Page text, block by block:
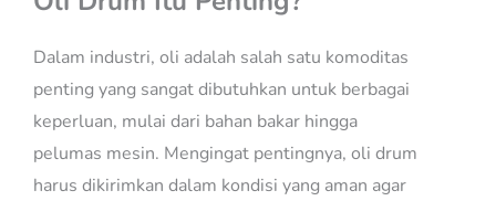
Dalam industri, oli adalah salah satu komoditas
penting yang sangat dibutuhkan untuk berbagai
keperluan, mulai dari bahan bakar hingga
pelumas mesin. Mengingat pentingnya, oli drum
harus dikirimkan dalam kondisi yang aman agar